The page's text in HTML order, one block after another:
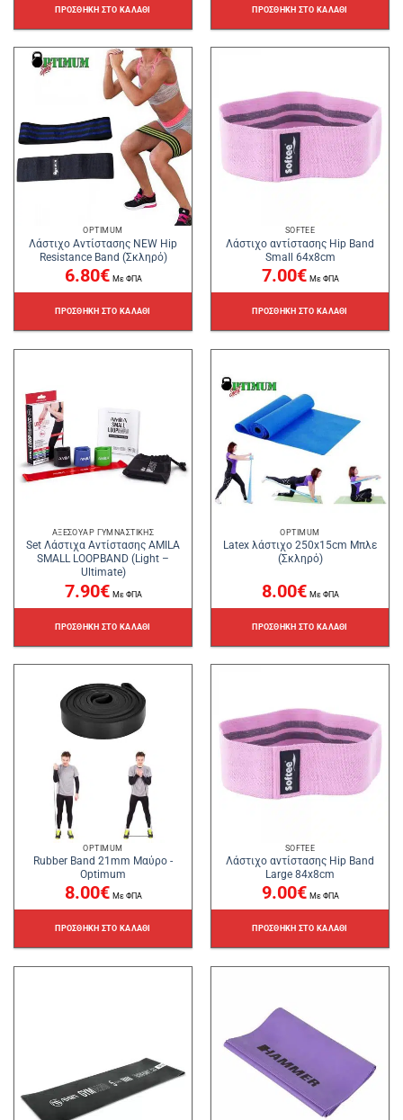
ΠΡΟΣΘΉΚΗ ΣΤΟ ΚΑΛΆΘΙ ΠΡΟΣΘΉΚΗ ΣΤΟ ΚΑΛΆΘΙ
OPTIMUM
Λάστιχο Αντίστασης NEW Hip
Resistance Band (Σκληρό)
6.80€ Με ΦΠΑ
ΠΡΟΣΘΉΚΗ ΣΤΟ ΚΑΛΆΘΙ
SOFTEE
Λάστιχο αντίστασης Hip Band
Small 64x8cm
7.00€ Με ΦΠΑ
ΠΡΟΣΘΉΚΗ ΣΤΟ ΚΑΛΆΘΙ
ΑΞΕΣΟΥΆΡ ΓΥΜΝΑΣΤΙΚΉΣ
Set Λάστιχα Αντίστασης AMILA
SMALL LOOPBAND (Light –
Ultimate)
7.90€ Με ΦΠΑ
ΠΡΟΣΘΉΚΗ ΣΤΟ ΚΑΛΆΘΙ
OPTIMUM
Latex λάστιχο 250x15cm Μπλε
(Σκληρό)
8.00€ Με ΦΠΑ
ΠΡΟΣΘΉΚΗ ΣΤΟ ΚΑΛΆΘΙ
OPTIMUM
Rubber Band 21mm Μαύρο -
Optimum
8.00€ Με ΦΠΑ
ΠΡΟΣΘΉΚΗ ΣΤΟ ΚΑΛΆΘΙ
SOFTEE
Λάστιχο αντίστασης Hip Band
Large 84x8cm
9.00€ Με ΦΠΑ
ΠΡΟΣΘΉΚΗ ΣΤΟ ΚΑΛΆΘΙ